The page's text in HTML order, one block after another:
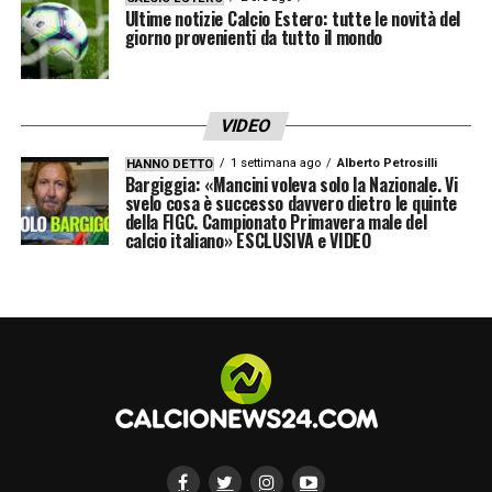
di Coppa Italia per la prima volta in Italia
sarà una
che tenderà a ridurre, da tutti i punti di vista,
l’inquinamento e le emissioni di CO2».
SERIE A CON MENO LOTITO E PIU’
Cremona e per l’Italia. Assolutamente, sono
felice di avere questa varietà
LA PLAYLIST DELLE NOSTRE TOP NEWS
Ultime notizie Calcio Estero: tutte le novità del
giorno provenienti da tutto il mondo
VIDEO
HANNO DETTO 1 settimana ago Alberto Petrosilli
Bargiggia: «Mancini voleva solo la Nazionale. Vi
svelo cosa è successo davvero dietro le quinte
della FIGC. Campionato Primavera male del
calcio italiano» ESCLUSIVA e VIDEO